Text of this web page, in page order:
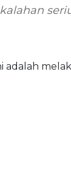
adalah